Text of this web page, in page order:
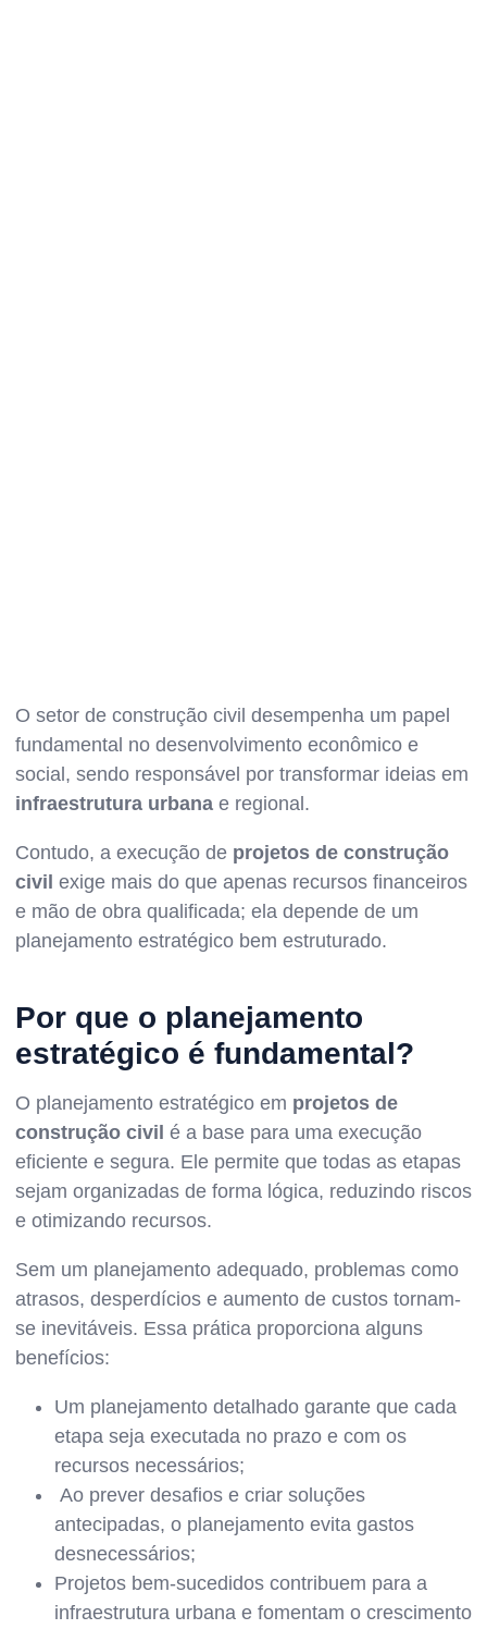
O setor de construção civil desempenha um papel
fundamental no desenvolvimento econômico e
social, sendo responsável por transformar ideias em
infraestrutura urbanae regional.
Contudo, a execução de projetos de construção
civil exige mais do que apenas recursos financeiros
e mão de obra qualificada; ela depende de um
planejamento estratégico bem estruturado.
Por que o planejamento
estratégico é fundamental?
O planejamento estratégico em projetos de
construção civil é a base para uma execução
eficiente e segura. Ele permite que todas as etapas
sejam organizadas de forma lógica, reduzindo riscos
e otimizando recursos.
Sem um planejamento adequado, problemas como
atrasos, desperdícios e aumento de custos tornam-
se inevitáveis. Essa prática proporciona alguns
benefícios:
Um planejamento detalhado garante que cada
etapa seja executada no prazo e com os
recursos necessários;
Ao prever desafios e criar soluções
antecipadas, o planejamento evita gastos
desnecessários;
Projetos bem-sucedidos contribuem para a
infraestrutura urbana e fomentam o crescimento